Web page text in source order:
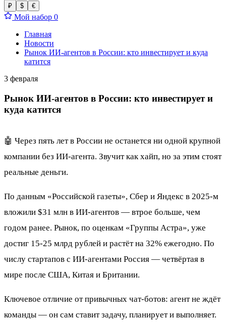
₽ $ €
Мой набор 0
Главная
Новости
Рынок ИИ-агентов в России: кто инвестирует и куда
катится
3 февраля
Рынок ИИ-агентов в России: кто инвестирует и
куда катится
🤖 Через пять лет в России не останется ни одной крупной
компании без ИИ-агента. Звучит как хайп, но за этим стоят
реальные деньги.
По данным «Российской газеты», Сбер и Яндекс в 2025-м
вложили $31 млн в ИИ-агентов — втрое больше, чем
годом ранее. Рынок, по оценкам «Группы Астра», уже
достиг 15-25 млрд рублей и растёт на 32% ежегодно. По
числу стартапов с ИИ-агентами Россия — четвёртая в
мире после США, Китая и Британии.
Ключевое отличие от привычных чат-ботов: агент не ждёт
команды — он сам ставит задачу, планирует и выполняет.